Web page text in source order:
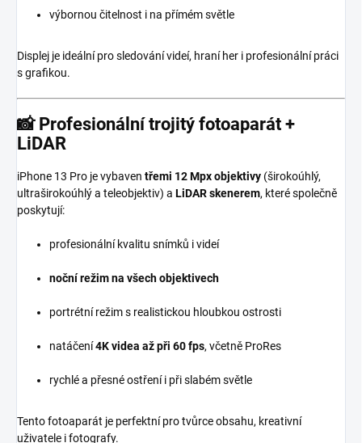
výbornou čitelnost i na přímém světle
Displej je ideální pro sledování videí, hraní her i profesionální práci
s grafikou.
📸 Profesionální trojitý fotoaparát +
LiDAR
iPhone 13 Pro je vybaven třemi 12 Mpx objektivy (širokoúhlý,
ultraširokoúhlý a teleobjektiv) a LiDAR skenerem, které společně
poskytují:
profesionální kvalitu snímků i videí
noční režim na všech objektivech
portrétní režim s realistickou hloubkou ostrosti
natáčení4K videa až při 60 fps, včetně ProRes
rychlé a přesné ostření i při slabém světle
Tento fotoaparát je perfektní pro tvůrce obsahu, kreativní
uživatele i fotografy.